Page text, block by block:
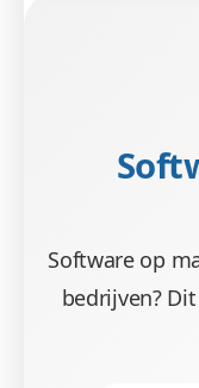
Software op
bedrijven?